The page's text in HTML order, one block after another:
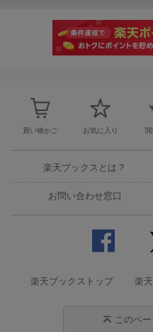
買い物かご お気に入り
楽天ブックスとは？
お問い合わせ窓口
楽天ブックストップ 楽
このペ